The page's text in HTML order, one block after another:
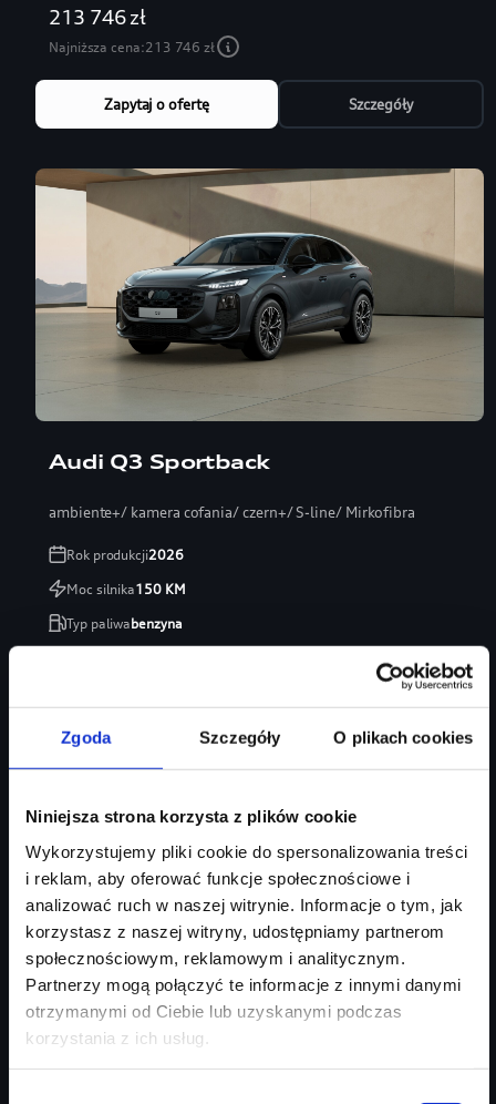
Zgoda Szczegóły O plikach cookies
Niniejsza strona korzysta z plików cookie
Wykorzystujemy pliki cookie do spersonalizowania treści
i reklam, aby oferować funkcje społecznościowe i
analizować ruch w naszej witrynie. Informacje o tym, jak
korzystasz z naszej witryny, udostępniamy partnerom
społecznościowym, reklamowym i analitycznym.
Partnerzy mogą połączyć te informacje z innymi danymi
otrzymanymi od Ciebie lub uzyskanymi podczas
korzystania z ich usług.
213 746 zł
Najniższa cena:213 746 zł
Zapytaj o ofertę Szczegóły
Audi Q3 Sportback
ambiente+/ kamera cofania/ czern+/ S-line/ Mirkofibra
Rok produkcji2026
Moc silnika150KM
Typ paliwabenzyna
246 470 zł
207 035 zł
Zapytaj o ofertę Szczegóły